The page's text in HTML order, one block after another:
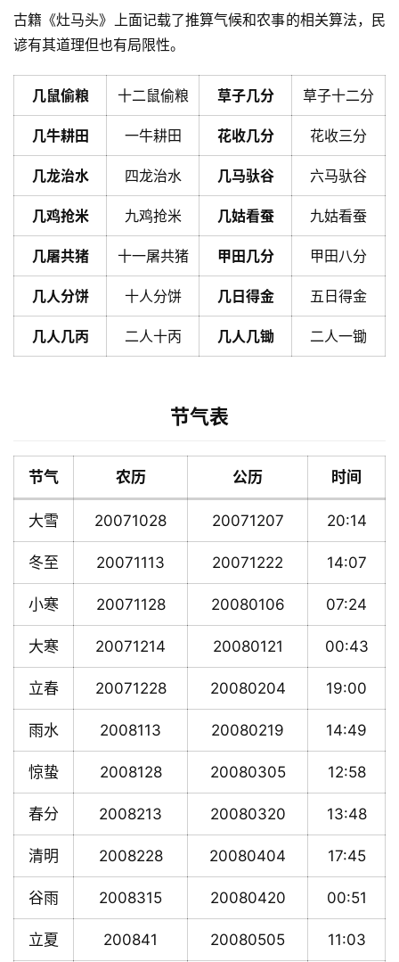
古籍《灶马头》上面记载了推算气候和农事的相关算法，民
谚有其道理但也有局限性。
几鼠偷粮 十二鼠偷粮 草子几分 草子十二分
几牛耕田 一牛耕田 花收几分 花收三分
几龙治水 四龙治水 几马驮谷 六马驮谷
几鸡抢米 九鸡抢米 几姑看蚕 九姑看蚕
几屠共猪 十一屠共猪 甲田几分 甲田八分
几人分饼 十人分饼 几日得金 五日得金
几人几丙 二人十丙 几人几锄 二人一锄
节气表
节气 农历 公历 时间
大雪 20071028 20071207 20:14
冬至 20071113 20071222 14:07
小寒 20071128 20080106 07:24
大寒 20071214 20080121 00:43
立春 20071228 20080204 19:00
雨水 2008113 20080219 14:49
惊蛰 2008128 20080305 12:58
春分 2008213 20080320 13:48
清明 2008228 20080404 17:45
谷雨 2008315 20080420 00:51
立夏 200841 20080505 11:03